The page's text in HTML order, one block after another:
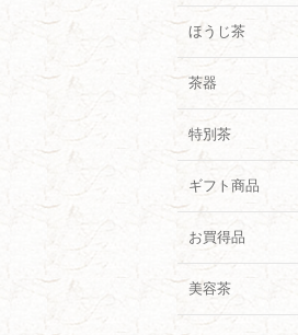
ほうじ茶
茶器
特別茶
ギフト商品
お買得品
美容茶